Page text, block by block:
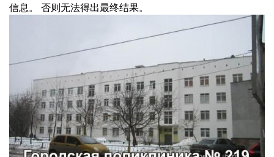
信息。 否则无法得出最终结果。